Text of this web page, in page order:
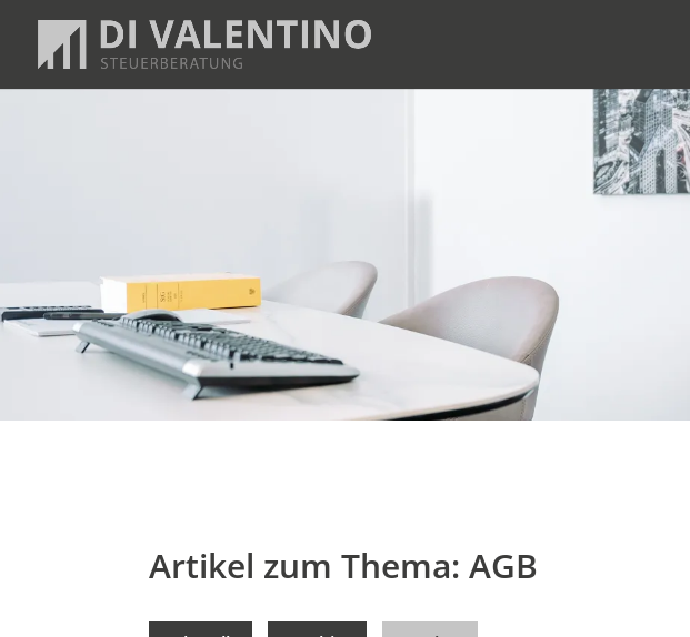
Artikel zum Thema: AGB